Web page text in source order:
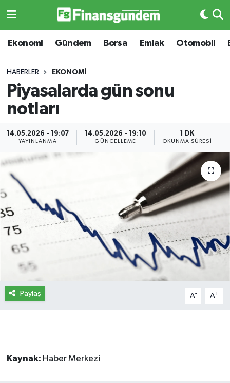
Ekonomi Gündem Borsa Emlak Otomobil
HABERLER EKONOMI
Piyasalarda gün sonu
notları
14.05.2026 - 19:07
YAYINLANMA
14.05.2026 - 19:10
GÜNCELLEME
1 DK
OKUNMA SÜRESI
Paylaş A- A+
Kaynak: Haber Merkezi
Ekonomi
Borsa
Emlak
Emtia
Gizlilik Sözleşmesi
Hakkımızda
İletişim
Yasal Uyarı
Ekonomi
Borsa
Emlak
Otomobil
BITCOIN
Yapay Zeka